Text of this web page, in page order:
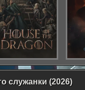
служанки (2026)